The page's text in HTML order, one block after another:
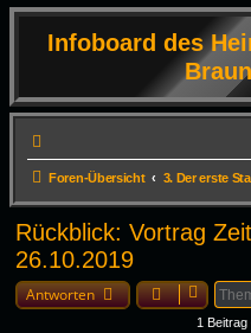
Infoboard des
Foren-Übersicht
Rückblick: Vortrag
26.10.2019
Antworten
1 Beitrag